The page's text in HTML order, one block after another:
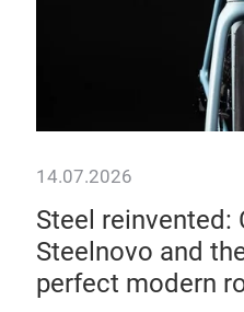
14.07.2026
Steel reinvented:
Steelnovo and
perfect modern